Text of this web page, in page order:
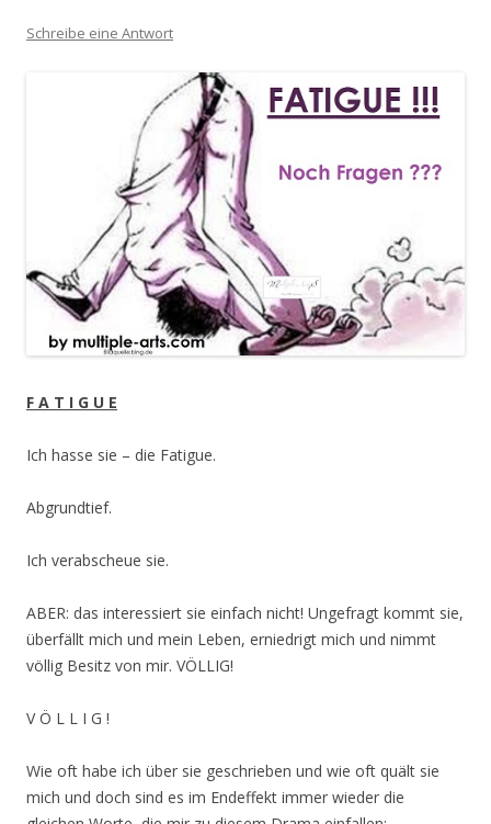
Schreibe eine Antwort
F A T I G U E
Ich hasse sie – die Fatigue.
Abgrundtief.
Ich verabscheue sie.
ABER: das interessiert sie einfach nicht! Ungefragt kommt sie,
überfällt mich und mein Leben, erniedrigt mich und nimmt
völlig Besitz von mir. VÖLLIG!
V Ö L L I G !
Wie oft habe ich über sie geschrieben und wie oft quält sie
mich und doch sind es im Endeffekt immer wieder die